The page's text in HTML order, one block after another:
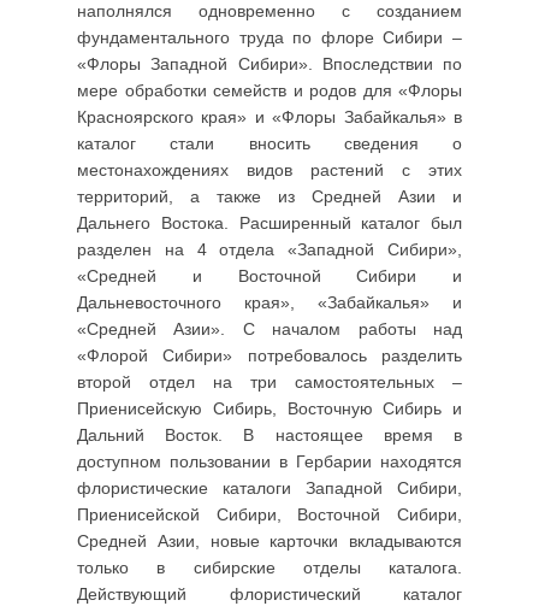
наполнялся одновременно с созданием
фундаментального труда по флоре Сибири –
«Флоры Западной Сибири». Впоследствии по
мере обработки семейств и родов для «Флоры
Красноярского края» и «Флоры Забайкалья» в
каталог стали вносить сведения о
местонахождениях видов растений с этих
территорий, а также из Средней Азии и
Дальнего Востока. Расширенный каталог был
разделен на 4 отдела «Западной Сибири»,
«Средней и Восточной Сибири и
Дальневосточного края», «Забайкалья» и
«Средней Азии». С началом работы над
«Флорой Сибири» потребовалось разделить
второй отдел на три самостоятельных –
Приенисейскую Сибирь, Восточную Сибирь и
Дальний Восток. В настоящее время в
доступном пользовании в Гербарии находятся
флористические каталоги Западной Сибири,
Приенисейской Сибири, Восточной Сибири,
Средней Азии, новые карточки вкладываются
только в сибирские отделы каталога.
Действующий флористический каталог